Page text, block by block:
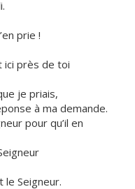
prie !
ici près de toi
je priais,
à ma demande.
pour qu’il en
Seigneur.